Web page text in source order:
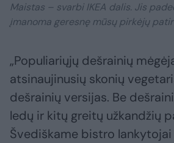
Maistas – svarbi IKEA dalis. Jis
įmanoma geresnę mūsų pirkėjų
„Populiariųjų dešrainių
atsinaujinusių skonių
dešrainių versijas. Be
ledų ir kitų greitų užkandžių
Švediškame bistro lankytojai